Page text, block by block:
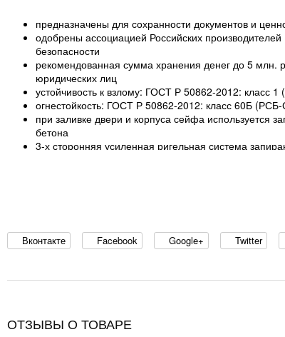
предназначены для сохранности документов и
одобрены ассоциацией Российских
безопасности
рекомендованная сумма хранения денег до 5 млн.
юридических лиц
устойчивость к взлому: ГОСТ Р 50862-2012: класс
огнестойкость: ГОСТ Р 50862-2012: класс 60Б
при заливке двери и корпуса сейфа используется
бетона
3-х сторонняя усиленная ригельная система
наличие анкерного крепления к полу. Анкерный болт
Вконтакте Facebook Google+ Twitter
ОТЗЫВЫ О ТОВАРЕ